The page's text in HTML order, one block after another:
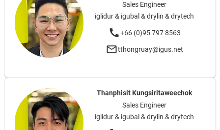
Sales Engineer
iglidur & igubal & drylin & drytech
+66 (0)95 797 8563
tthongruay@igus.net
Thanphisit Kungsiritaweechok
Sales Engineer
iglidur & igubal & drylin & drytech